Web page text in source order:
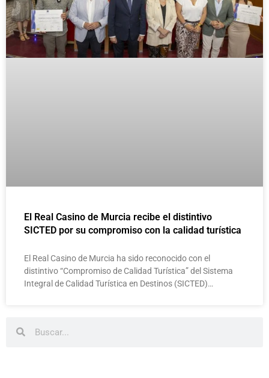
El Real Casino de Murcia recibe el distintivo
SICTED por su compromiso con la calidad turística
El Real Casino de Murcia ha sido reconocido con el
distintivo “Compromiso de Calidad Turística” del Sistema
Integral de Calidad Turística en Destinos (SICTED)…